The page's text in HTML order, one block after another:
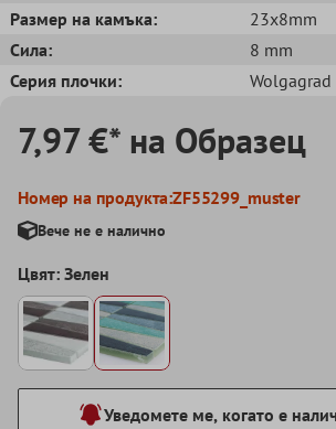
Размер на камъка:
23x8mm
Сила:
8 mm
Серия плочки:
Wolgagrad
7,97 €* на Образец
Номер на продукта:ZF55299_muster
Вече не е налично
Цвят: Зелен
Уведомете ме, когато е